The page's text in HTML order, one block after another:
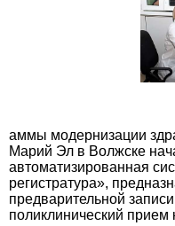
аммы модернизации
Марий Эл в Волжске
автоматизированная
регистратура»,
предварительной
поликлинический прием